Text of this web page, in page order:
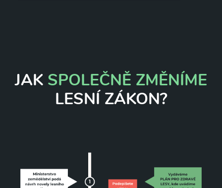
JAK SPOLEČNĚ ZMĚNÍME
LESNÍ ZÁKON?